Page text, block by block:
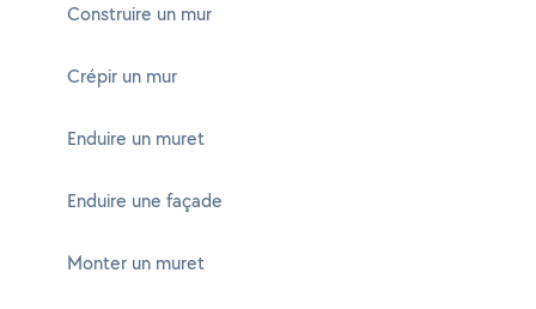
Construire un mur
Crépir un mur
Enduire un muret
Enduire une façade
Monter un muret